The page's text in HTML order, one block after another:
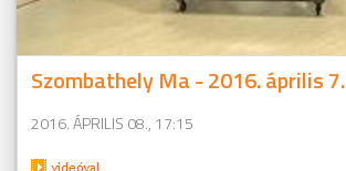
Szombathely Ma - 2016. április 7.
2016. ÁPRILIS 08., 17:15